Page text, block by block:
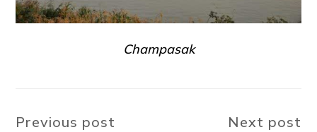
Champasak
Previous post Next post